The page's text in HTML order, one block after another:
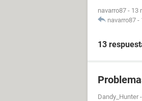
navarro87 - 13
navarro87 -
13
Dandy_Hunter -